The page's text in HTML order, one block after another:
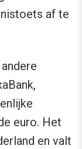
af te
euro. Het
en valt